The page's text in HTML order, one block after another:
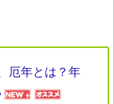
厄年とは？年